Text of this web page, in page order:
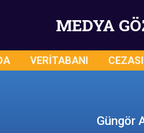
MEDYA
VERİTABANI
Güngör